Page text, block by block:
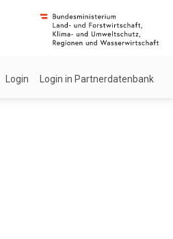
Login Login in Partnerdatenbank